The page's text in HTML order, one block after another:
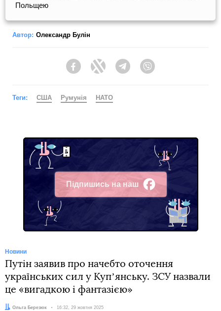
Польщею
Автор: Олександр Булін
FacebookTwitter Telegram
Теги: США Румунія НАТО
Підпишись на наш
Facebook
Новини
Путін заявив про начебто оточення
українських сил у Купʼянську. ЗСУ назвали
це «вигадкою і фантазією»
Автор:
Ольга Березюк Дата:
16:32, 29 жовтня 2025